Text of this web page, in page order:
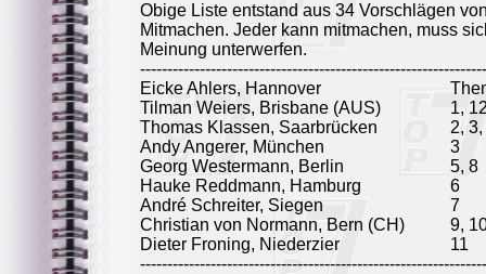
Obige Liste entstand aus 34 Vorschlägen
Mitmachen. Jeder kann mitmachen, muss
Meinung unterwerfen.
Eicke Ahlers, Hannover
Tilman Weiers, Brisbane (AUS)
1,
Thomas Klassen, Saarbrücken
2,
Andy Angerer, München
3
Georg Westermann, Berlin
5, 8
Hauke Reddmann, Hamburg
6
André Schreiter, Siegen
7
Christian von Normann, Bern (CH)
9,
Dieter Froning, Niederzier
11